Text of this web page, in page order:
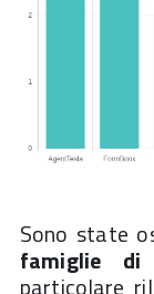
Sono state
famiglie di